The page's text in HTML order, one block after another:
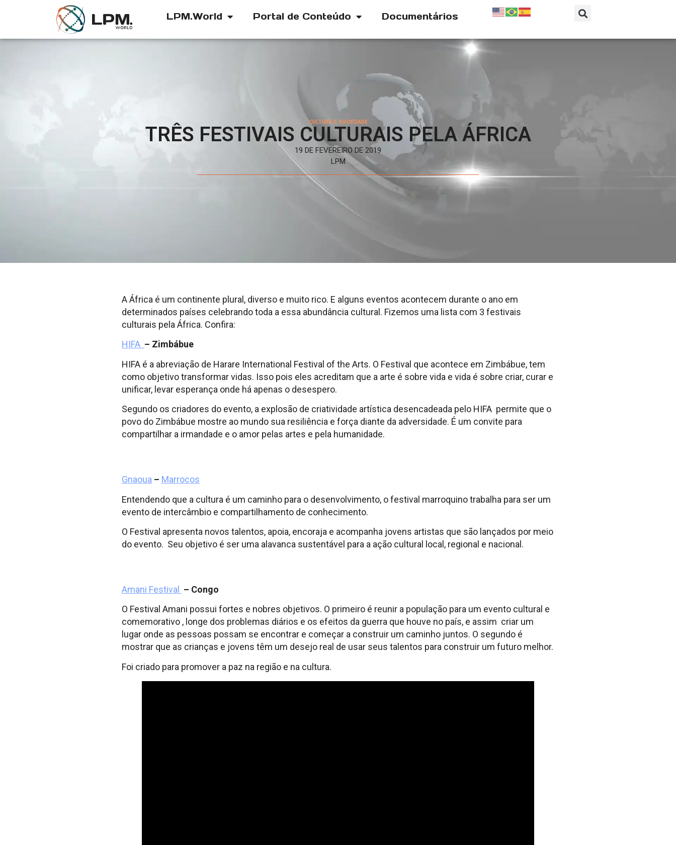
LPM.World Portal de Conteúdo Documentários
CULTURA E SOCIEDADE
TRÊS FESTIVAIS CULTURAIS PELA ÁFRICA
19 DE FEVEREIRO DE 2019
LPM
A África é um continente plural, diverso e muito rico. E alguns eventos acontecem durante o ano em
determinados países celebrando toda a essa abundância cultural. Fizemos uma lista com 3 festivais
culturais pela África. Confira:
HIFA – Zimbábue
HIFA é a abreviação de Harare International Festival of the Arts. O Festival que acontece em Zimbábue, tem
como objetivo transformar vidas. Isso pois eles acreditam que a arte é sobre vida e vida é sobre criar, curar e
unificar, levar esperança onde há apenas o desespero.
Segundo os criadores do evento, a explosão de criatividade artística desencadeada pelo HIFA permite que o
povo do Zimbábue mostre ao mundo sua resiliência e força diante da adversidade. É um convite para
compartilhar a irmandade e o amor pelas artes e pela humanidade.
Gnaoua – Marrocos
Entendendo que a cultura é um caminho para o desenvolvimento, o festival marroquino trabalha para ser um
evento de intercâmbio e compartilhamento de conhecimento.
O Festival apresenta novos talentos, apoia, encoraja e acompanha jovens artistas que são lançados por meio
do evento. Seu objetivo é ser uma alavanca sustentável para a ação cultural local, regional e nacional.
Amani Festival
– Congo
O Festival Amani possui fortes e nobres objetivos. O primeiro é reunir a população para um evento cultural e
comemorativo , longe dos problemas diários e os efeitos da guerra que houve no país, e assim criar um
lugar onde as pessoas possam se encontrar e começar a construir um caminho juntos. O segundo é
mostrar que as crianças e jovens têm um desejo real de usar seus talentos para construir um futuro melhor.
Foi criado para promover a paz na região e na cultura.